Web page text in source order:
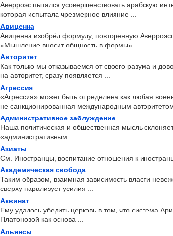
Аверроэс пытался усовершенствовать арабскую
которая испытала чрезмерное влияние ...
Авиценна
Авиценна изобрёл формулу, повторенную
«Мышление вносит общность в формы». ...
Авторитет
Как только мы отказываемся от своего разума и
на авторитет, сразу появляется ...
Агрессия
«Агрессия» может быть определена как любая
не санкционированная международным
Административное заблуждение
Наша политическая и общественная мысль
«административным ...
Азиаты
См. Иностранцы, воспитание отношения к
Академическая свобода
Таким образом, взаимная зависимость власти
сверху парализует усилия ...
Аквинат
Ему удалось убедить церковь в том, что система
Платоновой как основа ...
Альянсы